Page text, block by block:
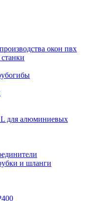
окон пвх
для алюминиевых
и шланги